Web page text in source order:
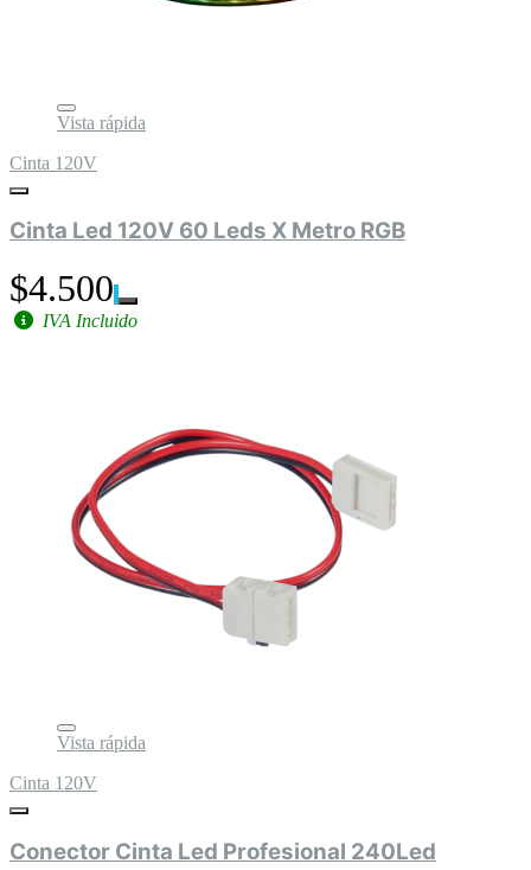
Vista rápida
Cinta 120V
Cinta Led 120V 60 Leds X Metro RGB
$4.500
IVA Incluido
Vista rápida
Cinta 120V
Conector Cinta Led Profesional 240Led